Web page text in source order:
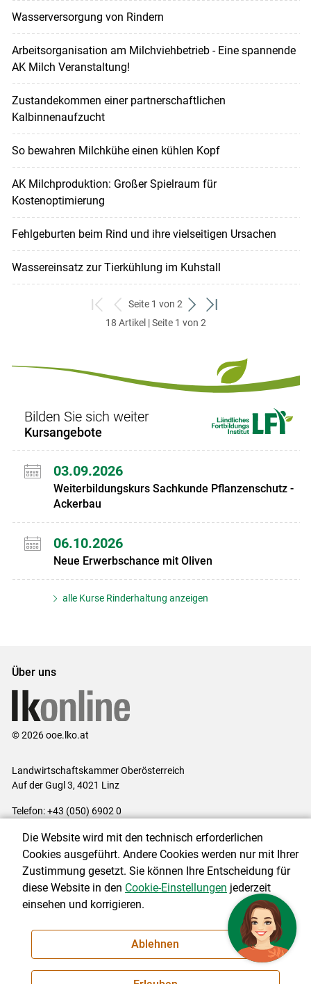
Wasserversorgung von Rindern
Arbeitsorganisation am Milchviehbetrieb - Eine spannende
AK Milch Veranstaltung!
Zustandekommen einer partnerschaftlichen
Kalbinnenaufzucht
So bewahren Milchkühe einen kühlen Kopf
AK Milchproduktion: Großer Spielraum für
Kostenoptimierung
Fehlgeburten beim Rind und ihre vielseitigen Ursachen
Wassereinsatz zur Tierkühlung im Kuhstall
zum
ersten
zurück
zum
Seite 1 von 2
weiter
zum
zum
18 Artikel | Seite 1 von 2
Bilden Sie sich weiter
Kursangebote
03.09.2026
Weiterbildungskurs Sachkunde Pflanzenschutz -
Ackerbau
06.10.2026
Neue Erwerbschance mit Oliven
alle Kurse Rinderhaltung anzeigen
Über uns
© 2026 ooe.lko.at
Landwirtschaftskammer Oberösterreich
Auf der Gugl 3, 4021 Linz
Telefon: +43 (050) 6902 0
Impressum|Kontakt|Gewinnspiele|Datenschutzerklärung |
Barrierefreiheit
Cookie-Einstellungen
NEWSLETTER
Die Website wird mit den technisch erforderlichen
Cookies ausgeführt. Andere Cookies werden nur mit Ihrer
Zustimmung gesetzt. Sie können Ihre Entscheidung für
diese Website in den Cookie-Einstellungen jederzeit
einsehen und korrigieren.
Ablehnen